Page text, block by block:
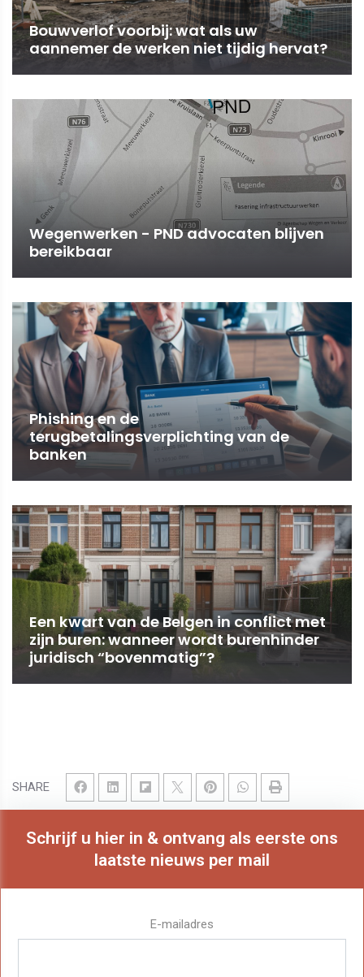
SHARE
Bouwverlof voorbij: wat als uw
aannemer de werken niet tijdig hervat?
Wegenwerken - PND advocaten blijven
bereikbaar
Phishing en de
terugbetalingsverplichting van de
banken
Een kwart van de Belgen in conflict met
zijn buren: wanneer wordt burenhinder
juridisch “bovenmatig”?
Schrijf u hier in & ontvang als eerste ons
laatste nieuws per mail
E-mailadres